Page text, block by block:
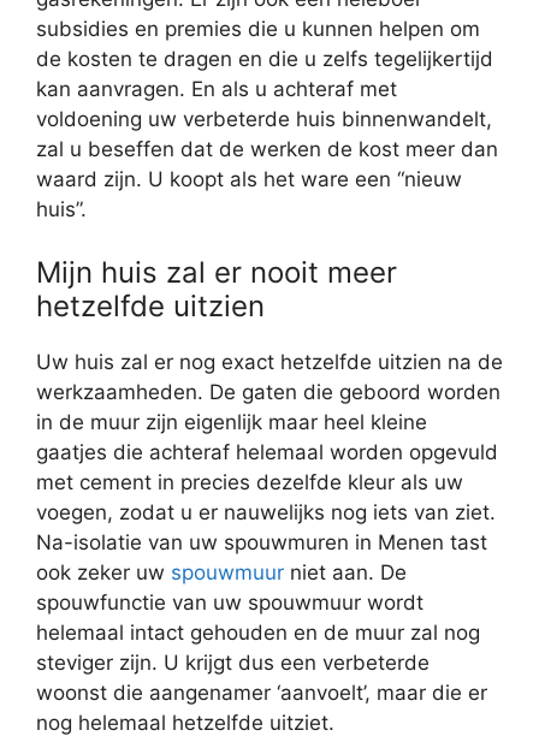
subsidies en premies die u kunnen helpen om
de kosten te dragen en die u zelfs tegelijkertijd
kan aanvragen. En als u achteraf met
voldoening uw verbeterde huis binnenwandelt,
zal u beseffen dat de werken de kost meer dan
waard zijn. U koopt als het ware een “nieuw
huis”.
Mijn huis zal er nooit meer
hetzelfde uitzien
Uw huis zal er nog exact hetzelfde uitzien na de
werkzaamheden. De gaten die geboord worden
in de muur zijn eigenlijk maar heel kleine
gaatjes die achteraf helemaal worden opgevuld
met cement in precies dezelfde kleur als uw
voegen, zodat u er nauwelijks nog iets van ziet.
Na-isolatie van uw spouwmuren in Menen tast
ook zeker uw spouwmuur niet aan. De
spouwfunctie van uw spouwmuur wordt
helemaal intact gehouden en de muur zal nog
steviger zijn. U krijgt dus een verbeterde
woonst die aangenamer ‘aanvoelt’, maar die er
nog helemaal hetzelfde uitziet.